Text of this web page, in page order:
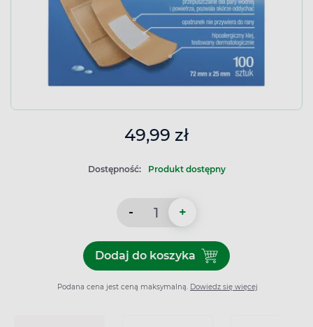
49,99 zł
Dostępność: Produkt dostępny
- +
Dodaj do koszykaDodaj do koszyka
Podana cena jest ceną maksymalną. Dowiedz się więcej